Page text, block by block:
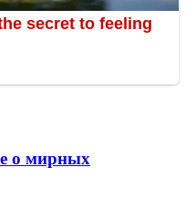
о мирных